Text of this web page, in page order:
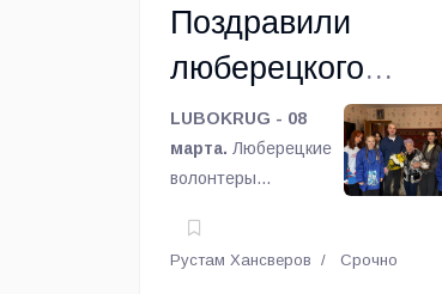
операции.
Поздравили
люберецкого
ветерана войны
Адельфину
Мазятову с 8
марта
LUBOKRUG - 08
марта. Люберецкие
волонтеры
участницу Великой
Отечественной
Рустам Хансверов Срочно